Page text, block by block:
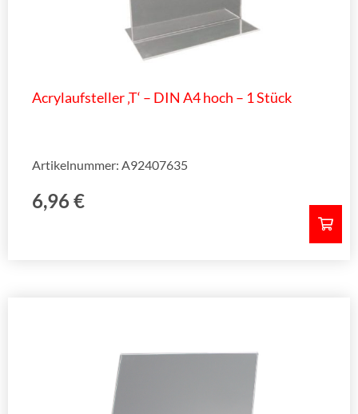
Acrylaufsteller ‚T‘ – DIN A4 hoch – 1 Stück
6,96 €
Artikelnummer: A92407635